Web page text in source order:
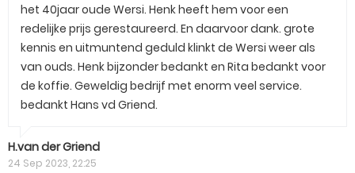
het 40jaar oude Wersi. Henk heeft hem voor een
redelijke prijs gerestaureerd. En daarvoor dank. grote
kennis en uitmuntend geduld klinkt de Wersi weer als
van ouds. Henk bijzonder bedankt en Rita bedankt voor
de koffie. Geweldig bedrijf met enorm veel service.
bedankt Hans vd Griend.
H.van der Griend
24 Sep 2023, 22:25